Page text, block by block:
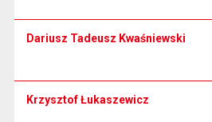
Dariusz Tadeusz Kwaśniewski
Krzysztof Łukaszewicz